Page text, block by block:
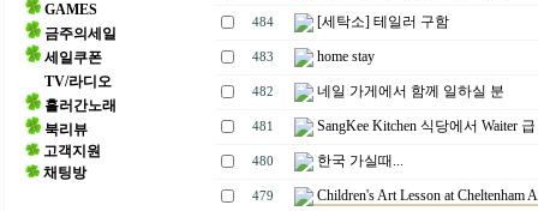
GAMES
금주의세일
세일쿠폰
TV/라디오
흘러간노래
북리뷰
고객지원
채팅방
484 [세탁소] 테일러 구함
483 home stay
482 네일 가게에서 함께 일하실 분
481 SangKee Kitchen 식당에서 Waiter
480 한국 가실때...
479 Children's Art Lesson at Cheltenham